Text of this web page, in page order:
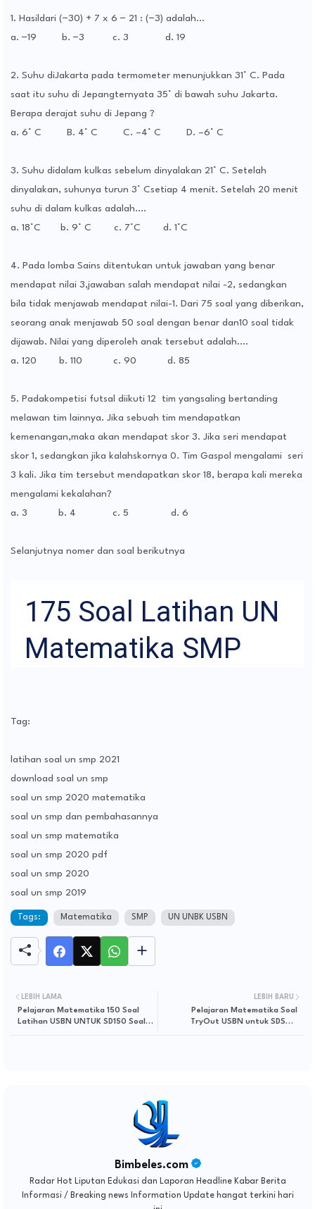
1. Hasildari (−30) + 7 x 6 − 21 : (−3) adalah…
a. −19
b. −3 c. 3 d. 19
2. Suhu diJakarta pada termometer menunjukkan 31° C. Pada
saat itu suhu di Jepangternyata 35° di bawah suhu Jakarta.
Berapa derajat suhu di Jepang ?
a. 6° C
B. 4° C C. –4° C D. –6° C
3. Suhu didalam kulkas sebelum dinyalakan 21° C. Setelah
dinyalakan, suhunya turun 3° Csetiap 4 menit. Setelah 20 menit
suhu di dalam kulkas adalah….
a. 18°C
b. 9° C c. 7°C d. 1°C
4. Pada lomba Sains ditentukan untuk jawaban yang benar
mendapat nilai 3,jawaban salah mendapat nilai -2, sedangkan
bila tidak menjawab mendapat nilai-1. Dari 75 soal yang diberikan,
seorang anak menjawab 50 soal dengan benar dan10 soal tidak
dijawab. Nilai yang diperoleh anak tersebut adalah....
a. 120
b. 110 c. 90 d. 85
5. Padakompetisi futsal diikuti 12
tim yangsaling bertanding
melawan tim lainnya. Jika sebuah tim mendapatkan
kemenangan,maka akan mendapat skor 3. Jika seri mendapat
skor 1, sedangkan jika kalahskornya 0. Tim Gaspol mengalami seri
3 kali. Jika tim tersebut mendapatkan skor 18, berapa kali mereka
mengalami kekalahan?
a. 3
b. 4 c. 5 d. 6
Selanjutnya nomer dan soal berikutnya
175 Soal Latihan UN
Matematika SMP
Tag:
latihan soal un smp 2021
download soal un smp
soal un smp 2020 matematika
soal un smp dan pembahasannya
soal un smp matematika
soal un smp 2020 pdf
soal un smp 2020
soal un smp 2019
Tags: Matematika SMP UN UNBK USBN
LEBIH BARU
Pelajaran Matematika Soal
TryOut USBN untuk SDSoal
LEBIH LAMA
Pelajaran Matematika 150 Soal
Latihan USBN UNTUK SD150 Soal
Bimbeles.com
Radar Hot Liputan Edukasi dan Laporan Headline Kabar Berita
Informasi / Breaking news Information Update hangat terkini hari